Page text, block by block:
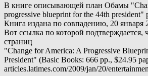
В книге опиcывающей план Обамы
progressive blueprint for the 44th president"
Книга издана по совпадению, 20 января
Вот ссылка по которой подтверждается,
страниц
"Change for America: A Progressive
President" (Basic Books: 666 pp., $24.95
articles.latimes.com/2009/jan/20/